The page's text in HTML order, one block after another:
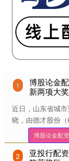
1
博股论金
新两项大奖
近日，山东省城
晓，由德才股份
博股论金配资
2
亚投行配